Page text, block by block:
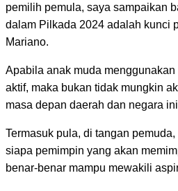
pemilih pemula, saya sampaikan
dalam Pilkada 2024 adalah kunci
Mariano.
Apabila anak muda
aktif, maka bukan tidak mungkin
masa depan daerah dan negara
Termasuk pula, di tangan
siapa pemimpin yang akan
benar-benar mampu mewakili